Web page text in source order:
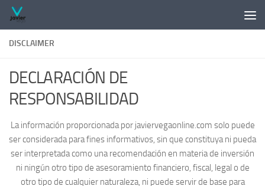
Saltar al contenido
DISCLAIMER
DECLARACIÓN DE
RESPONSABILIDAD
La información proporcionada por javiervegaonline.com solo puede
ser considerada para fines informativos, sin que constituya ni pueda
ser interpretada como una recomendación en materia de inversión
ni ningún otro tipo de asesoramiento financiero, fiscal, legal o de
otro tipo de cualquier naturaleza, ni puede servir de base para